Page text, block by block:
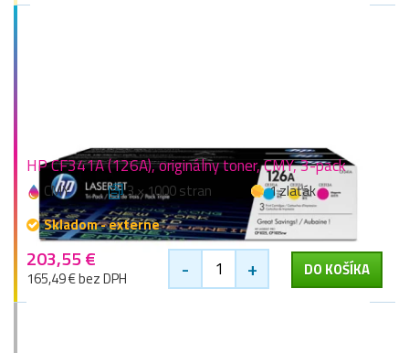
HP CF341A (126A), originálny toner, CMY, 3-pack
CMY 3 × 1000 stran
1 zlaťák
Skladom - externe
203,55 €
165,49 € bez DPH - + DO KOŠÍKA